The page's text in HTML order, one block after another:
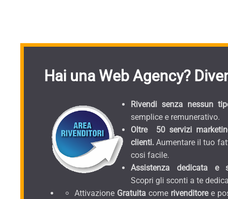
Hai una Web Agency?
Rivendi senza nessun
semplice e remunerativo.
Oltre 50 servizi
clienti. Aumentare il tuo
cosi facile.
Assistenza dedicata e
Scopri gli sconti a te
Attivazione Gratuita come rivenditoree